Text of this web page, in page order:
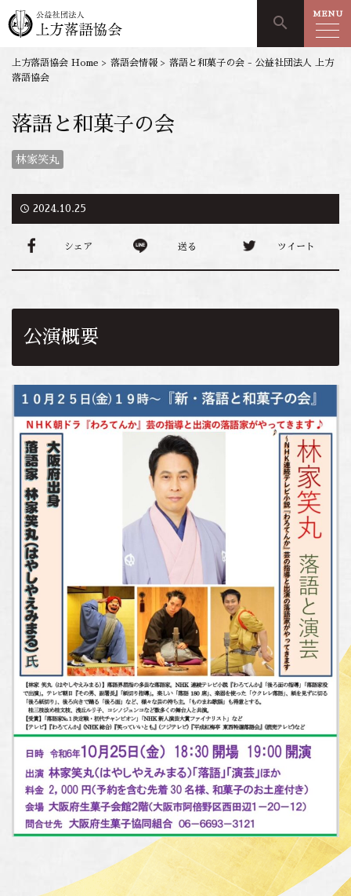
search MENU
上方落語協会 Home > 落語会情報 > 落語と和菓子の会 - 公益社団法人 上方
落語協会
落語と和菓子の会
林家笑丸
access_time 2024.10.25
シェア 送る ツイート
公演概要